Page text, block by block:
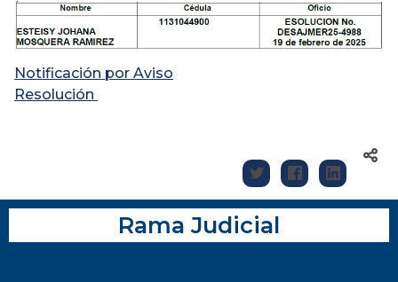
Notificación por Aviso
Resolución
Rama Judicial